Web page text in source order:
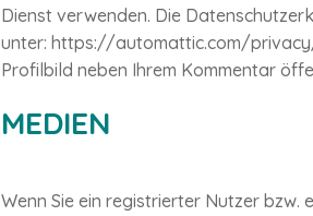
Dienst verwenden. Die
unter: https://automattic.com/
Profilbild neben Ihrem Kommentar
MEDIEN
Wenn Sie ein registrierter Nutzer